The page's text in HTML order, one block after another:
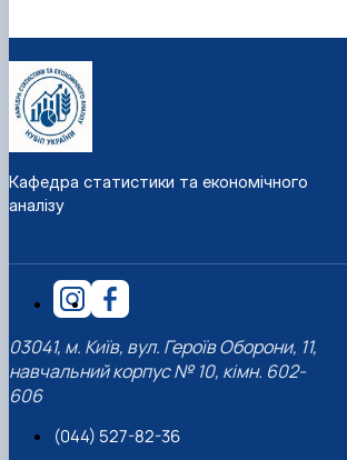
Кафедра статистики та економічного
аналізу
03041, м. Київ, вул. Героїв Оборони, 11,
навчальний корпус № 10, кімн. 602-
606
(044) 527-82-36